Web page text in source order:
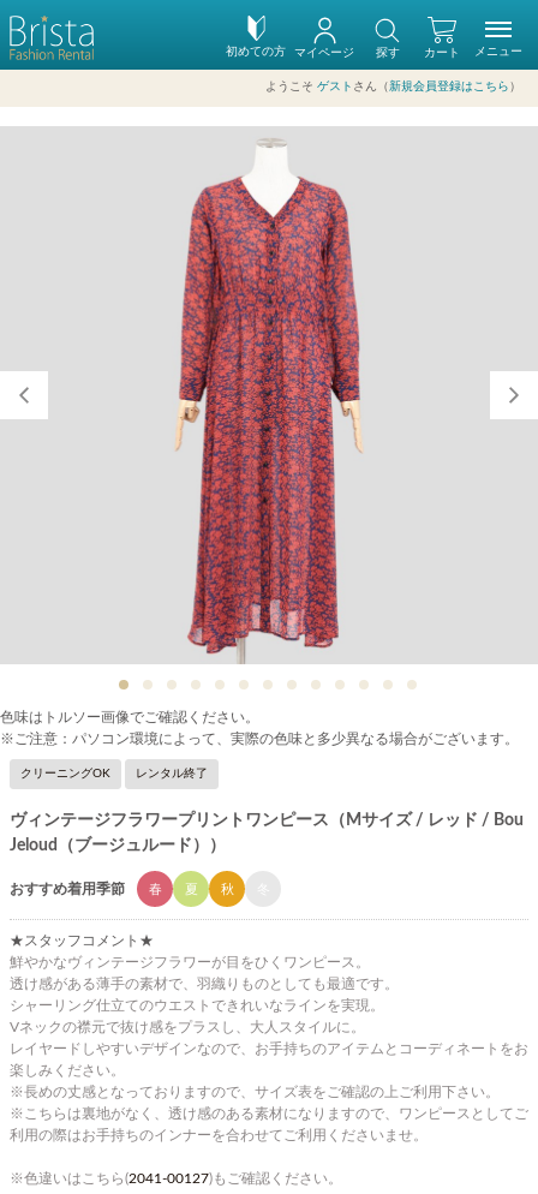
初めての方 カート
マイページ 探す
ようこそ ゲスト さん（新規会員登録はこちら ）
メニュー
色味はトルソー画像でご確認ください。
※ご注意：パソコン環境によって、実際の色味と多少異なる場合がございます。
クリーニングOK レンタル終了
ヴィンテージフラワープリントワンピース（Mサイズ / レッド / Bou
Jeloud（ブージュルード））
おすすめ着用季節 春 夏 秋
★スタッフコメント★
鮮やかなヴィンテージフラワーが目をひくワンピース。
透け感がある薄手の素材で、羽織りものとしても最適です。
シャーリング仕立てのウエストできれいなラインを実現。
Vネックの襟元で抜け感をプラスし、大人スタイルに。
レイヤードしやすいデザインなので、お手持ちのアイテムとコーディネートをお
楽しみください。
※長めの丈感となっておりますので、サイズ表をご確認の上ご利用下さい。
※こちらは裏地がなく、透け感のある素材になりますので、ワンピースとしてご
利用の際はお手持ちのインナーを合わせてご利用くださいませ。
※色違いはこちら(2041-00127)もご確認ください。